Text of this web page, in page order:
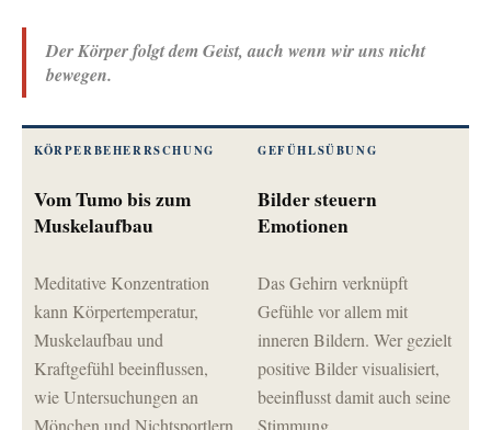
Der Körper folgt dem Geist, auch wenn wir uns nicht
bewegen.
KÖRPERBEHERRSCHUNG
Vom Tumo bis zum
Muskelaufbau
Meditative Konzentration
kann Körpertemperatur,
Muskelaufbau und
Kraftgefühl beeinflussen,
wie Untersuchungen an
Mönchen und Nichtsportlern
GEFÜHLSÜBUNG
Bilder steuern
Emotionen
Das Gehirn verknüpft
Gefühle vor allem mit
inneren Bildern. Wer gezielt
positive Bilder visualisiert,
beeinflusst damit auch seine
Stimmung.